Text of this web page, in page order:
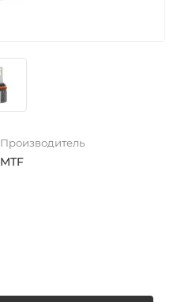
Производитель
MTF